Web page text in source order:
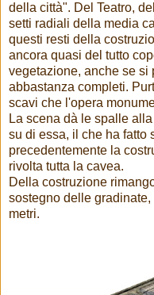
della città". Del Teatro,
setti radiali della media
questi resti della
ancora quasi del tutto
vegetazione, anche se si
abbastanza completi.
scavi che l'opera
La scena dà le spalle
su di essa, il che ha fatto
precedentemente la
rivolta tutta la cavea.
Della costruzione
sostegno delle
metri.